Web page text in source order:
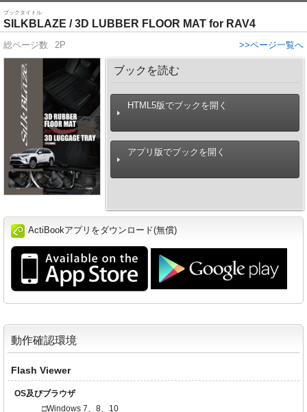
ブックタイトル
SILKBLAZE / 3D LUBBER FLOOR MAT for RAV4
総ページ数 2P >>ページ一覧へ
ブックを読む
HTML5版でブックを開く
アプリ版でブックを開く
ActiBookアプリをダウンロード(無償)
動作確認環境
Flash Viewer
OS及びブラウザ
□Windows 7、8、10